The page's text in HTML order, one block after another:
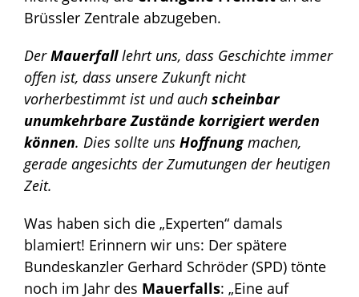
Brüssler Zentrale abzugeben.
DerMauerfalllehrt uns, dass Geschichte immer
offen ist, dass unsere Zukunft nicht
vorherbestimmt ist und auch scheinbar
unumkehrbare Zustände korrigiert werden
können. Dies sollte uns Hoffnungmachen,
gerade angesichts der Zumutungen der heutigen
Zeit.
Was haben sich die „Experten“ damals
blamiert! Erinnern wir uns: Der spätere
Bundeskanzler Gerhard Schröder (SPD) tönte
noch im Jahr des Mauerfalls: „Eine auf